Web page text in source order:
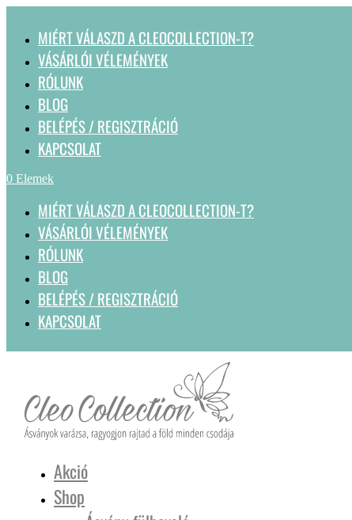
MIÉRT VÁLASZD A CLEOCOLLECTION-T?
VÁSÁRLÓI VÉLEMÉNYEK
RÓLUNK
BLOG
BELÉPÉS / REGISZTRÁCIÓ
KAPCSOLAT
0 Elemek
MIÉRT VÁLASZD A CLEOCOLLECTION-T?
VÁSÁRLÓI VÉLEMÉNYEK
RÓLUNK
BLOG
BELÉPÉS / REGISZTRÁCIÓ
KAPCSOLAT
Akció
Shop